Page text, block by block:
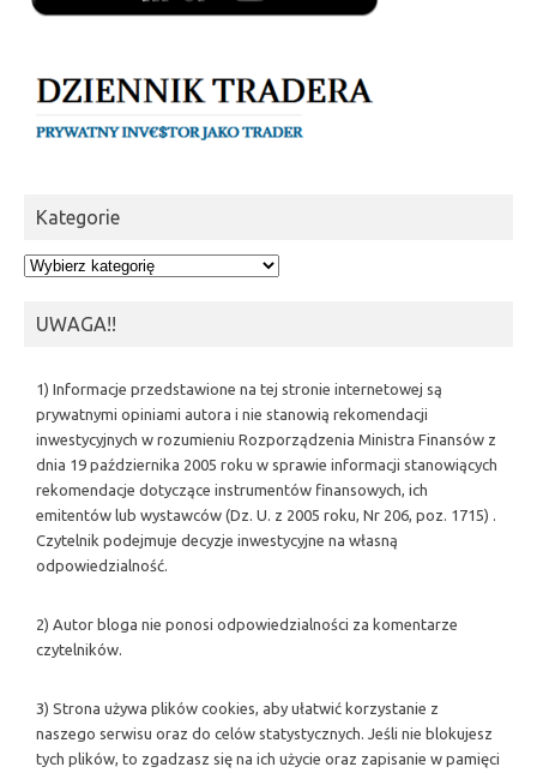
Kategorie
Kategorie
UWAGA!!
1) Informacje przedstawione na tej stronie internetowej są
prywatnymi opiniami autora i nie stanowią rekomendacji
inwestycyjnych w rozumieniu Rozporządzenia Ministra Finansów z
dnia 19 października 2005 roku w sprawie informacji stanowiących
rekomendacje dotyczące instrumentów finansowych, ich
emitentów lub wystawców (Dz. U. z 2005 roku, Nr 206, poz. 1715) .
Czytelnik podejmuje decyzje inwestycyjne na własną
odpowiedzialność.
2) Autor bloga nie ponosi odpowiedzialności za komentarze
czytelników.
3) Strona używa plików cookies, aby ułatwić korzystanie z
naszego serwisu oraz do celów statystycznych. Jeśli nie blokujesz
tych plików, to zgadzasz się na ich użycie oraz zapisanie w pamięci